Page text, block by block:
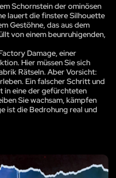
Schornstein der ominösen
lauert die finstere Silhouette
Gestöhne, das aus dem
von einem beunruhigenden,
Damage, einer
Hier müssen Sie sich
Rätseln. Aber Vorsicht:
Ein falscher Schritt und
in eine der gefürchteten
Sie wachsam, kämpfen
ist die Bedrohung real und